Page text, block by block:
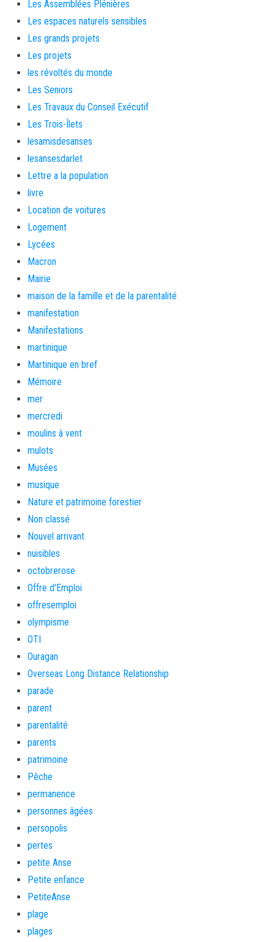
Les Assemblées Plénières
Les espaces naturels sensibles
Les grands projets
Les projets
les révoltés du monde
Les Seniors
Les Travaux du Conseil Exécutif
Les Trois-Îlets
lesamisdesanses
lesansesdarlet
Lettre a la population
livre
Location de voitures
Logement
Lycées
Macron
Mairie
maison de la famille et de la parentalité
manifestation
Manifestations
martinique
Martinique en bref
Mémoire
mer
mercredi
moulins à vent
mulots
Musées
musique
Nature et patrimoine forestier
Non classé
Nouvel arrivant
nuisibles
octobrerose
Offre d'Emploi
offresemploi
olympisme
OTI
Ouragan
Overseas Long Distance Relationship
parade
parent
parentalité
parents
patrimoine
Pêche
permanence
personnes âgées
persopolis
pertes
petite Anse
Petite enfance
PetiteAnse
plage
plages